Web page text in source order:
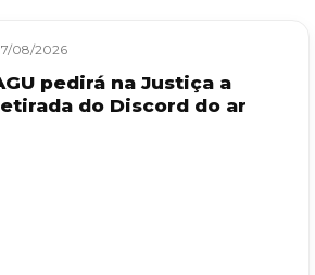
08/2026
pedirá na Justiça a
do Discord do ar